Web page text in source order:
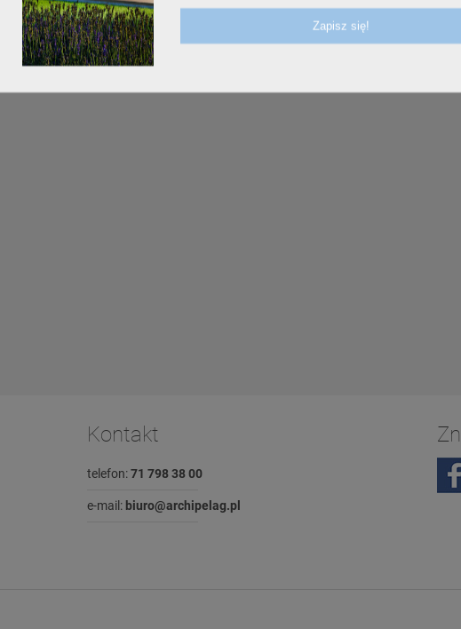
Kontakt
telefon: 71 798 38 00
e-mail: biuro@archipelag.pl